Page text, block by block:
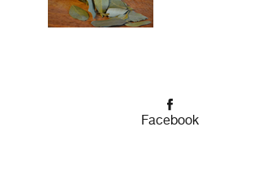
Facebook